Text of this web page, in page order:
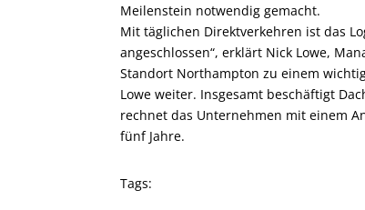
Meilenstein notwendig gemacht.
Mit täglichen Direktverkehren ist das
angeschlossen“, erklärt Nick Lowe,
Standort Northampton zu einem
Lowe weiter. Insgesamt beschäftigt
rechnet das Unternehmen mit einem
fünf Jahre.
Tags: